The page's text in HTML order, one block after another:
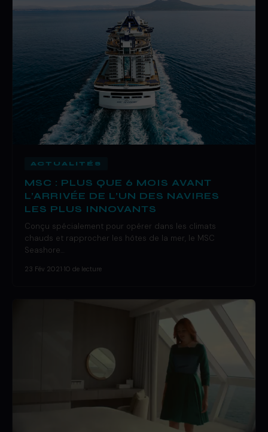
ACTUALITÉS
MSC : PLUS QUE 6 MOIS AVANT
L’ARRIVÉE DE L’UN DES NAVIRES
LES PLUS INNOVANTS
Conçu spécialement pour opérer dans les climats
chauds et rapprocher les hôtes de la mer, le MSC
Seashore…
23 Fév 2021 10 de lecture